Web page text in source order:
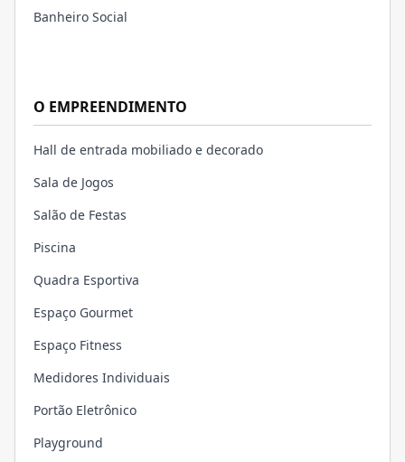
Banheiro Social
O EMPREENDIMENTO
Hall de entrada mobiliado e decorado
Sala de Jogos
Salão de Festas
Piscina
Quadra Esportiva
Espaço Gourmet
Espaço Fitness
Medidores Individuais
Portão Eletrônico
Playground